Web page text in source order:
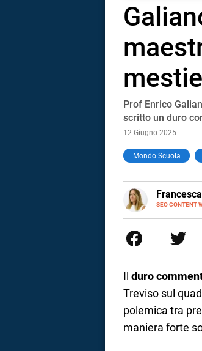
Prof Enrico
scritto un duro
12 Giugno 2025
Mondo Scuola
SEO CONTENT
E-
MAIL
parlano di
per passione.
Il duro
Treviso sul
polemica tra
maniera forte